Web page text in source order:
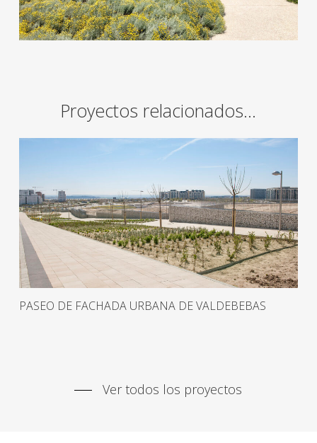
Proyectos relacionados…
PASEO DE FACHADA URBANA DE VALDEBEBAS
Ver todos los proyectos